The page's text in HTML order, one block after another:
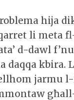
hija
li meta
d-dawl
daqqa kbira.
jarmu